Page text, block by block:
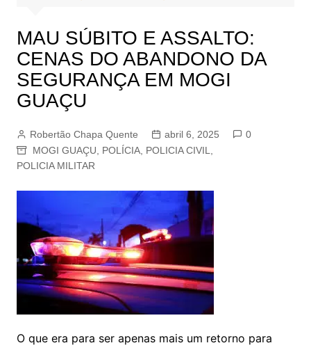
MAU SÚBITO E ASSALTO:
CENAS DO ABANDONO DA
SEGURANÇA EM MOGI
GUAÇU
Robertão Chapa Quente abril 6, 2025
0
MOGI GUAÇU
POLÍCIA, POLICIA CIVIL
POLICIA MILITAR
O que era para ser apenas mais um retorno para